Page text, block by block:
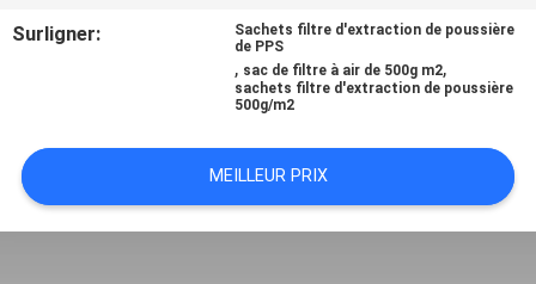
DEMANDEZ
PLAN
DU
Surligner:
Sachets filtre d'extraction de poussière
de PPS
, sac de filtre à air de 500g m2,
sachets filtre d'extraction de poussière
500g/m2
MEILLEUR PRIX